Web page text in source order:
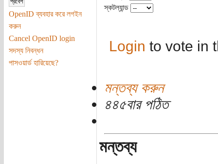
OpenID ব্যবহার করে লগইন
করুন
Cancel OpenID login
সদস্য নিবন্ধন
পাসওয়ার্ড হারিয়েছে?
স্কটল্যান্ড
Login to vote in
মন্তব্য করুন
৪৪৫বার পঠিত
মন্তব্য